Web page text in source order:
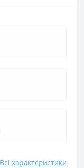
Всі характеристики